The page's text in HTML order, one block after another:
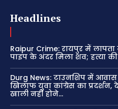
Headlines
Raipur Crime: रायपुर में
पाइप के अंदर मिला शव; हत्या
Durg News: टाउनशिप में
खिलाफ युवा कांग्रेस का प्रदर्शन,
खाली नहीं होने...